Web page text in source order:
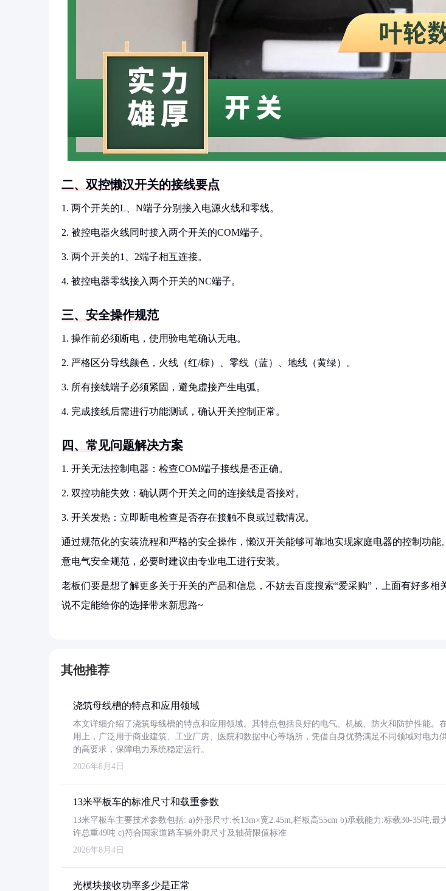
二、双控懒汉开关的接线要点
1. 两个开关的L、N端子分别接入电源火线和零线。
2. 被控电器火线同时接入两个开关的COM端子。
3. 两个开关的1、2端子相互连接。
4. 被控电器零线接入两个开关的NC端子。
三、安全操作规范
1. 操作前必须断电，使用验电笔确认无电。
2. 严格区分导线颜色，火线（红/棕）、零线（蓝）、地线（黄绿）。
3. 所有接线端子必须紧固，避免虚接产生电弧。
4. 完成接线后需进行功能测试，确认开关控制正常。
四、常见问题解决方案
1. 开关无法控制电器：检查COM端子接线是否正确。
2. 双控功能失效：确认两个开关之间的连接线是否接对。
3. 开关发热：立即断电检查是否存在接触不良或过载情况。
通过规范化的安装流程和严格的安全操作，懒汉开关能够可靠地实现家庭电器的控制功能
意电气安全规范，必要时建议由专业电工进行安装。
老板们要是想了解更多关于开关的产品和信息，不妨去百度搜索“爱采购”，上面有好多相
说不定能给你的选择带来新思路~
其他推荐
浇筑母线槽的特点和应用领域
本文详细介绍了浇筑母线槽的特点和应用领域。其特点包括良好的电气、机械、防火和防护性能。
用上，广泛用于商业建筑、工业厂房、医院和数据中心等场所，凭借自身优势满足不同领域对电力
的高要求，保障电力系统稳定运行。
2026年8月4日
13米平板车的标准尺寸和载重参数
13米平板车主要技术参数包括: a)外形尺寸:长13m×宽2.45m,栏板高55cm b)承载能力:标载30-35吨,最
许总重49吨 c)符合国家道路车辆外廓尺寸及轴荷限值标准
2026年8月4日
光模块接收功率多少是正常